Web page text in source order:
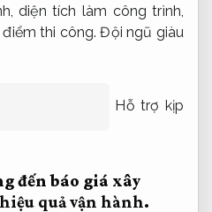
diện tích làm công trình,
điểm thi công.Đội ngũ giàu
Hỗ trợ kịp
đến báo giá xây
quả vận hành.